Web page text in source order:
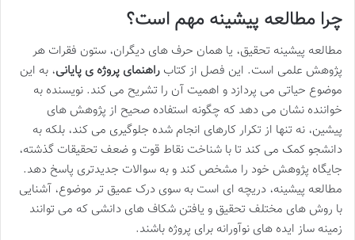
چرا مطالعه پیشینه مهم است؟
مطالعه پیشینه تحقیق، یا همان حرف های دیگران، ستون فقرات هر
پژوهش علمی است. این فصل از کتاب راهنمای پروژه ی پایانی، به این
موضوع حیاتی می پردازد و اهمیت آن را تشریح می کند. نویسنده به
خواننده نشان می دهد که چگونه استفاده صحیح از پژوهش های
پیشین، نه تنها از تکرار کارهای انجام شده جلوگیری می کند، بلکه به
دانشجو کمک می کند تا با شناخت نقاط قوت و ضعف تحقیقات گذشته،
جایگاه پژوهش خود را مشخص کند و به سوالات جدیدتری پاسخ دهد.
مطالعه پیشینه، دریچه ای است به سوی درک عمیق تر موضوع، آشنایی
با روش های مختلف تحقیق و یافتن شکاف های دانشی که می توانند
زمینه ساز ایده های نوآورانه برای پروژه باشند.